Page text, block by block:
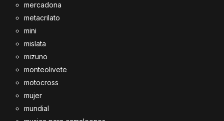
mercadona
metacrilato
mini
mislata
mizuno
monteolivete
motocross
mujer
mundial